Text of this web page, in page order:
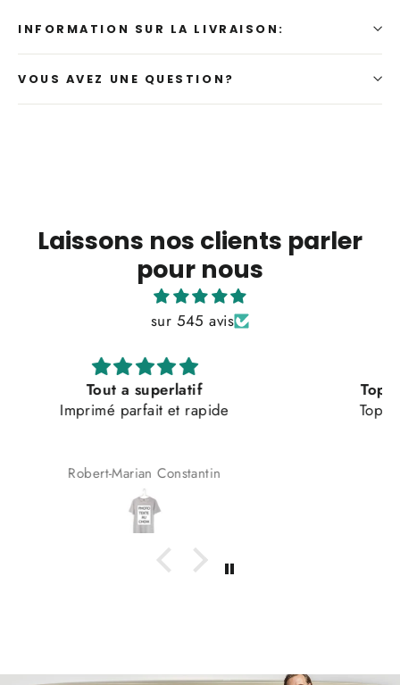
INFORMATION SUR LA LIVRAISON:
VOUS AVEZ UNE QUESTION?
Laissons nos clients parler
pour nous
sur 545 avis
Top qualité et service clients très satisfait
Top qualité et service clients très satisfait 👌🏼
Eliot Eggimann